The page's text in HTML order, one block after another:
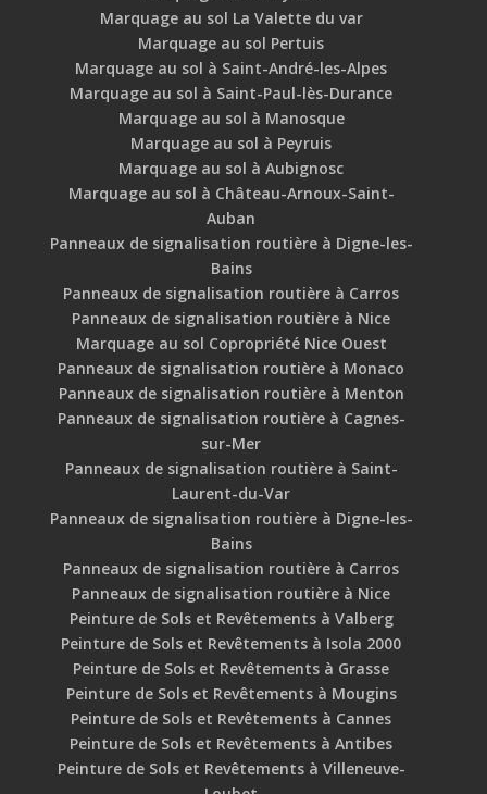
Marquage au sol La Valette du var
Marquage au sol Pertuis
Marquage au sol à Saint-André-les-Alpes
Marquage au sol à Saint-Paul-lès-Durance
Marquage au sol à Manosque
Marquage au sol à Peyruis
Marquage au sol à Aubignosc
Marquage au sol à Château-Arnoux-Saint-
Auban
Panneaux de signalisation routière à Digne-les-
Bains
Panneaux de signalisation routière à Carros
Panneaux de signalisation routière à Nice
Marquage au sol Copropriété Nice Ouest
Panneaux de signalisation routière à Monaco
Panneaux de signalisation routière à Menton
Panneaux de signalisation routière à Cagnes-
sur-Mer
Panneaux de signalisation routière à Saint-
Laurent-du-Var
Panneaux de signalisation routière à Digne-les-
Bains
Panneaux de signalisation routière à Carros
Panneaux de signalisation routière à Nice
Peinture de Sols et Revêtements à Valberg
Peinture de Sols et Revêtements à Isola 2000
Peinture de Sols et Revêtements à Grasse
Peinture de Sols et Revêtements à Mougins
Peinture de Sols et Revêtements à Cannes
Peinture de Sols et Revêtements à Antibes
Peinture de Sols et Revêtements à Villeneuve-